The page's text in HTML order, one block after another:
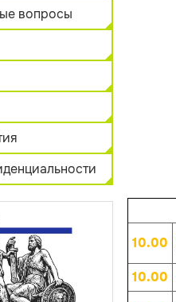
вопросы
10.00
10.00